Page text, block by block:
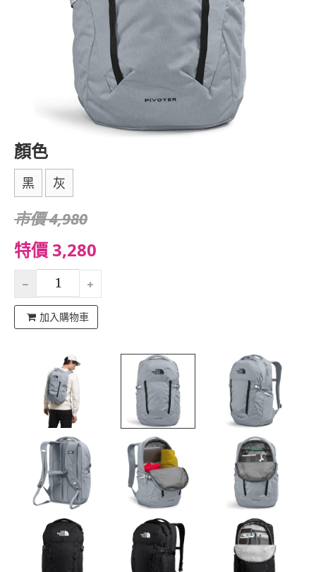
顏色
黑 灰
市價 4,980
特價 3,280
加入購物車